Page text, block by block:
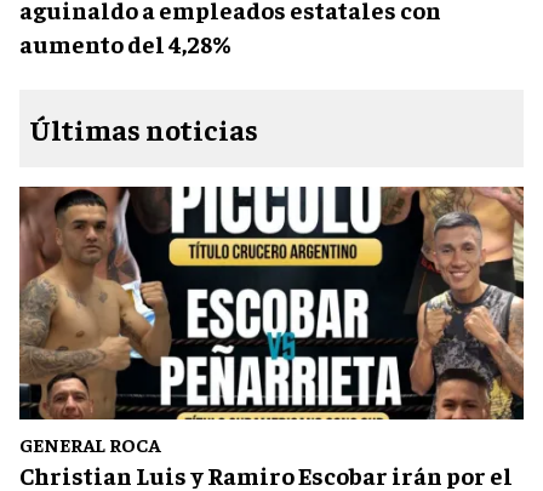
aguinaldo a empleados estatales con
aumento del 4,28%
Últimas noticias
GENERAL ROCA
Christian Luis y Ramiro Escobar irán por el